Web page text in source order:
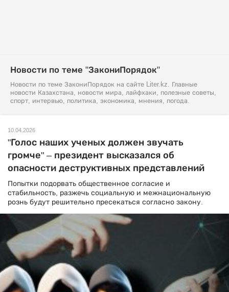
Новости по теме "ЗакониПорядок"
Новости по теме ЗакониПорядок на сайте Liter.kz. Главные
новости Казахстана, новости мира, лайфхаки, полезные советы,
спорт, интервью, политика, экономика, мнения, погода.
10.04.2026
"Голос наших ученых должен звучать
громче" – президент высказался об
опасности деструктивных представлений
Попытки подорвать общественное согласие и
стабильность, разжечь социальную и межнациональную
рознь будут решительно пресекаться согласно закону.